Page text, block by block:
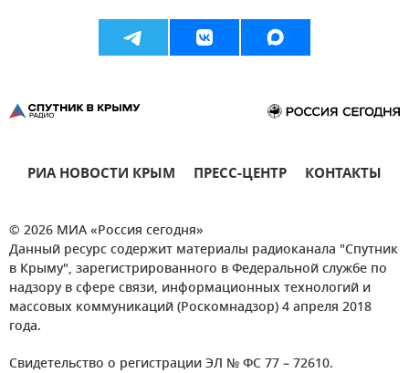
РИА НОВОСТИ КРЫМ ПРЕСС-ЦЕНТР КОНТАКТЫ
© 2026 МИА «Россия сегодня»
Данный ресурс содержит материалы радиоканала "Спутник
в Крыму", зарегистрированного в Федеральной службе по
надзору в сфере связи, информационных технологий и
массовых коммуникаций (Роскомнадзор) 4 апреля 2018
года.
Свидетельство о регистрации ЭЛ № ФС 77 – 72610.